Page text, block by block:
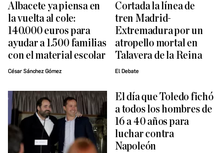
Albacete ya piensa en
la vuelta al cole:
140.000 euros para
ayudar a 1.500 familias
con el material escolar
César Sánchez Gómez
Cortada la línea de
tren Madrid-
Extremadura por un
atropello mortal en
Talavera de la Reina
El Debate
El día que Toledo fichó
a todos los hombres de
16 a 40 años para
luchar contra
Napoleón